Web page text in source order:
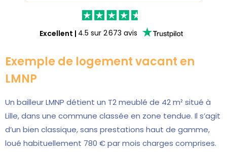
Excellent | 4.5 sur 2 673 avis
Exemple de logement vacant en
LMNP
Un bailleur LMNP détient un T2 meublé de 42 m² situé à
Lille, dans une commune classée en zone tendue. Il s’agit
d’un bien classique, sans prestations haut de gamme,
loué habituellement 780 € par mois charges comprises.